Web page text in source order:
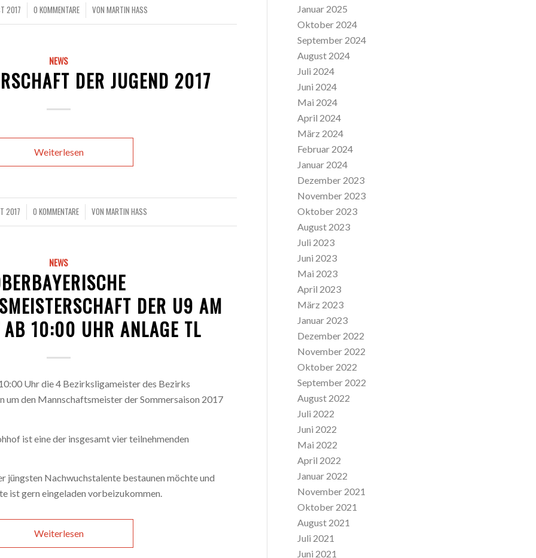
2017 0 KOMMENTARE
/ VON MARTIN HASS
NEWS
DER JUGEND 2017
Weiterlesen
2017 0 KOMMENTARE
/ VONMARTIN HASS
NEWS
DER U9 AM
10:00 UHR ANLAGE TL
Uhr die 4 Bezirksligameister des Bezirks
um den Mannschaftsmeister der Sommersaison 2017
ist eine der insgesamt vier teilnehmenden
jüngsten Nachwuchstalente bestaunen möchte und
ist gern eingeladen vorbeizukommen.
Weiterlesen
Januar 2025
Oktober 2024
September 2024
August 2024
Juli 2024
Juni 2024
Mai 2024
April 2024
März 2024
Februar 2024
Januar 2024
Dezember 2023
November 2023
Oktober 2023
August 2023
Juli 2023
Juni 2023
Mai 2023
April 2023
März 2023
Januar 2023
Dezember 2022
November 2022
Oktober 2022
September 2022
August 2022
Juli 2022
Juni 2022
Mai 2022
April 2022
Januar 2022
November 2021
Oktober 2021
August 2021
Juli 2021
Juni 2021